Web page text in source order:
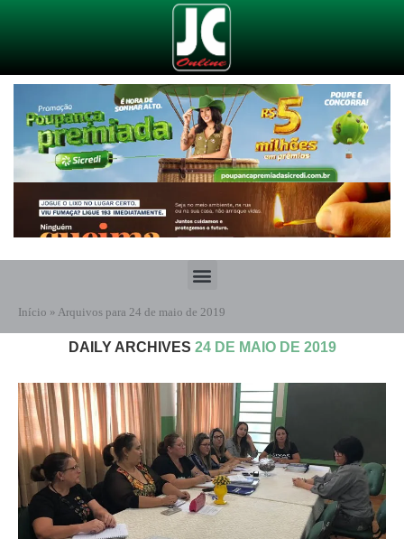
Início » Arquivos para 24 de maio de 2019
DAILY ARCHIVES 24 DE MAIO DE 2019